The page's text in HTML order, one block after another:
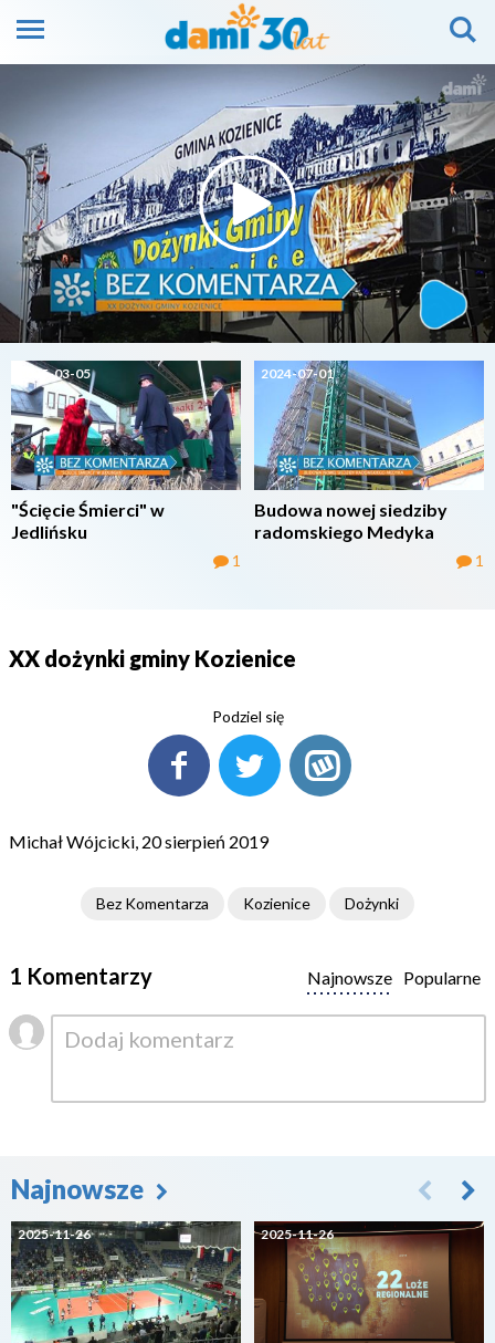
2025-03-05
"Ścięcie Śmierci" w
Jedlińsku
1
2024-07-01
Budowa nowej siedziby
radomskiego Medyka
1
XX dożynki gminy Kozienice
Podziel się
Michał Wójcicki, 20 sierpień 2019
Bez Komentarza Kozienice Dożynki
1 Komentarzy Popularne
Najnowsze
Najnowsze
2025-11-26 2025-11-26